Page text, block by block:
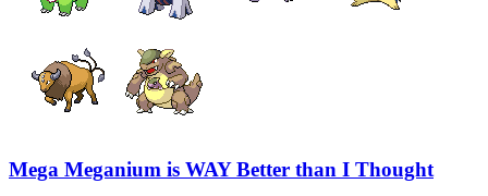
Mega Meganium is WAY Better than I Thought